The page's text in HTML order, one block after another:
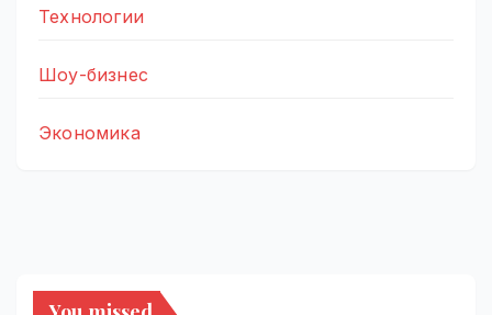
Технологии
Шоу-бизнес
Экономика